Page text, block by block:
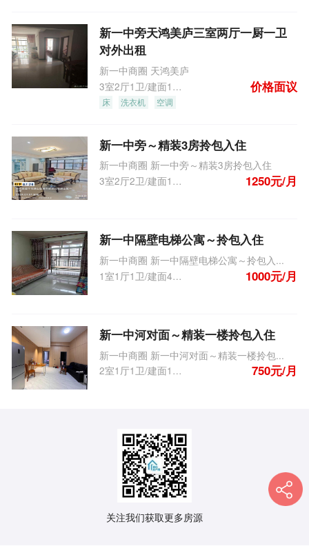
新一中旁天鸿美庐三室两厅一厨一卫
对外出租
新一中商圈 天鸿美庐
3室2厅1卫/建面104.0m
价格面议
床 洗衣机 空调
新一中旁～精装3房拎包入住
新一中商圈 新一中旁～精装3房拎包入住
3室2厅2卫/建面135.0m
1250元/月
新一中隔壁电梯公寓～拎包入住
新一中商圈 新一中隔壁电梯公寓～拎包入...
1室1厅1卫/建面450.0m
1000元/月
新一中河对面～精装一楼拎包入住
新一中商圈 新一中河对面～精装一楼拎包...
2室1厅1卫/建面100.0m
750元/月
关注我们获取更多房源